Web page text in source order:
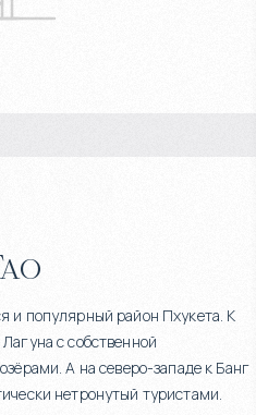
и популярный район Пхукета. К
с собственной
А на северо-западе к Банг
нетронутый туристами.